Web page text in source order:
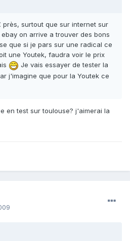
près, surtout que sur internet sur
on arrive a trouver des bons
que si je pars sur une radical ce
une Youtek, faudra voir le prix
Je vais essayer de tester la
j'imagine que pour la Youtek ce
en test sur toulouse? j'aimerai la